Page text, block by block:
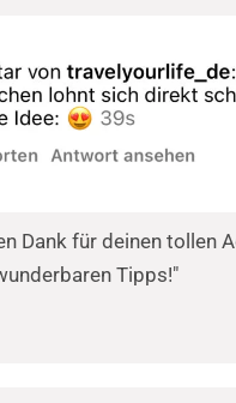
Dank für deinen tollen
Tipps!"